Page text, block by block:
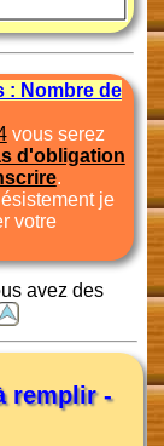
: Nombre de
vous serez
d'obligation
.
je
votre
avez des
remplir -